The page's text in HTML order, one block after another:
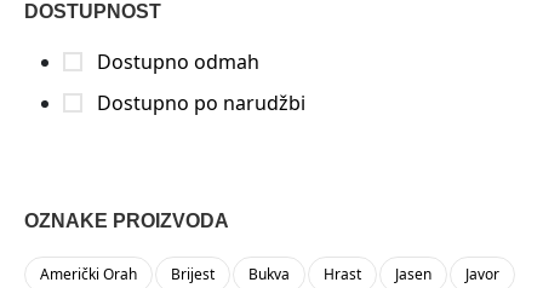
DOSTUPNOST
Dostupno odmah
Dostupno po narudžbi
OZNAKE PROIZVODA
Američki Orah Brijest Bukva Hrast Jasen
Javor